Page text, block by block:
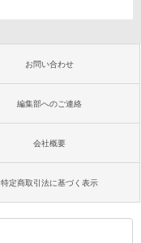
お問い合わせ
編集部へのご連絡
会社概要
特定商取引法に基づく表示